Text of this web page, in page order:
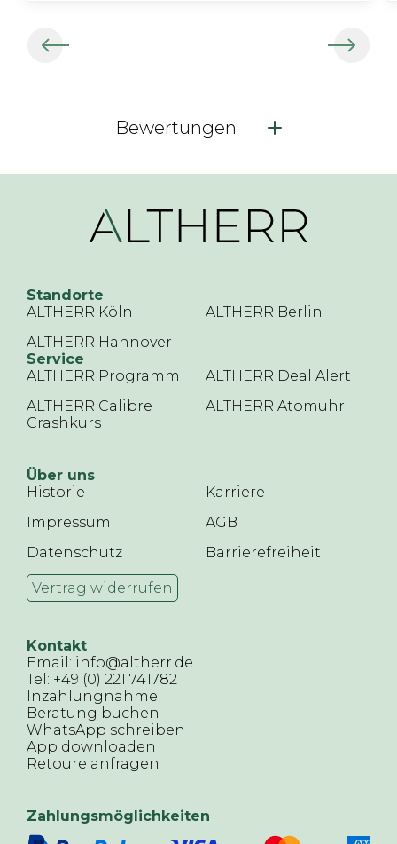
Bewertungen
Standorte
ALTHERR Köln
ALTHERR Berlin
ALTHERR Hannover
Service
ALTHERR Programm
ALTHERR Deal Alert
ALTHERR Calibre
Crashkurs
ALTHERR Atomuhr
Über uns
Historie
Karriere
Impressum
AGB
Datenschutz
Barrierefreiheit
Vertrag widerrufen
Kontakt
Email: info@altherr.de
Tel: +49 (0) 221 741782
Inzahlungnahme
Beratung buchen
WhatsApp schreiben
App downloaden
Retoure anfragen
Zahlungsmöglichkeiten